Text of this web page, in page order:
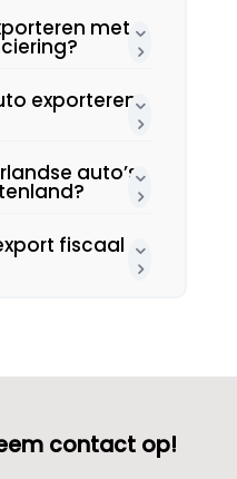
met
exporteren
auto’s
fiscaal
contact op!